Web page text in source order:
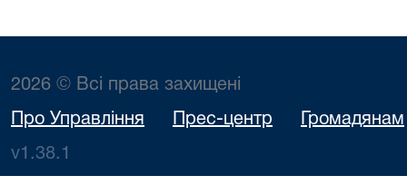
2026 © Всі права захищені
Про Управління Прес-центр Громадянам
v1.38.1